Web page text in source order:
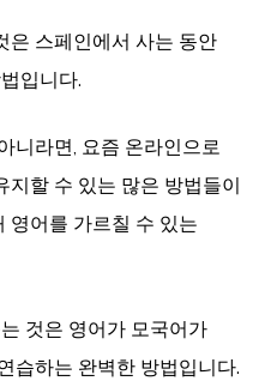
은 스페인에서 사는 동안
입니다.
니라면, 요즘 온라인으로
지할 수 있는 많은 방법들이
영어를 가르칠 수 있는
것은 영어가 모국어가
습하는 완벽한 방법입니다.